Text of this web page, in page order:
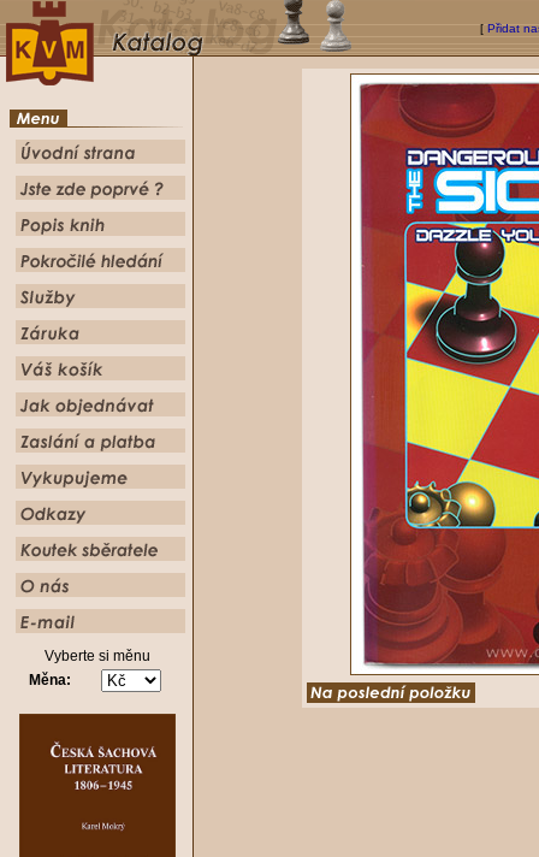
[ Přidat
Vyberte si měnu
Měna: